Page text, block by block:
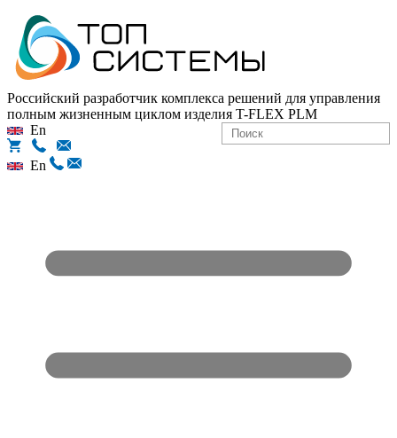
Российский разработчик комплекса решений для управления
полным жизненным циклом изделия T-FLEX PLM
En
En